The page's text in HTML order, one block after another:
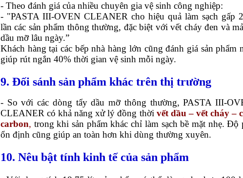
- Theo đánh giá của nhiều chuyên gia vệ sinh công nghiệp:
- "PASTA III-OVEN CLEANER cho hiệu quả làm sạch gấp
lần các sản phẩm thông thường, đặc biệt với vết cháy đen và
dầu mỡ lâu ngày.”
Khách hàng tại các bếp nhà hàng lớn cũng đánh giá sản phẩm
giúp rút ngắn 40% thời gian vệ sinh mỗi ngày.
9. Đối sánh sản phẩm khác trên thị trường
- So với các dòng tẩy dầu mỡ thông thường, PASTA III-
CLEANER có khả năng xử lý đồng thời vết dầu – vết cháy –
carbon, trong khi sản phẩm khác chỉ làm sạch bề mặt nhẹ. Độ
ổn định cũng giúp an toàn hơn khi dùng thường xuyên.
10. Nêu bật tính kinh tế của sản phẩm